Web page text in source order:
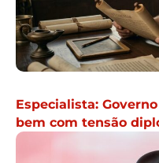
Especialista:
bem com tensão